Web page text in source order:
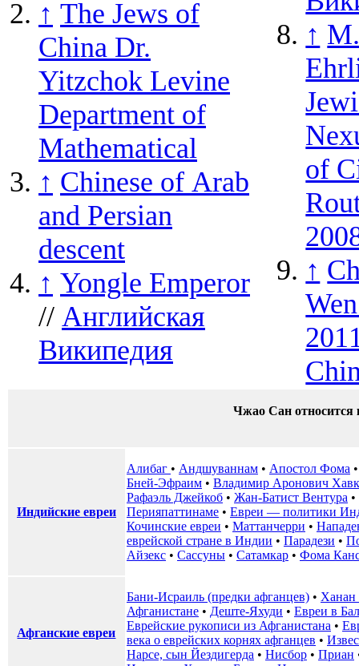
↑ The Jews of
China Dr.
Yitzchok Levine
Department of
Mathematical
↑ Chinese of Arab
and Persian
descent
↑ Yongle Emperor
// Английская
Википедия
↑
of
↑
Чжао Сан относится
Индийские евреи
Алибаг ‎ • Андшуваннам • Апостол Фома
Бней-Эфраим • Владимир Аронович
Рафаэль Джейкоб • Жан-Батист Вентура •
Перияпаттинаме • Евреи — политики
Кочинские евреи • Маттанчерри •
еврейской стране в Индии • Парадези •
Айзекс • Сассуны • Сатамкар • Фома
Афганские евреи
Бани-Исраиль (предки афганцев) •
Афганистане • Деште-Яхуди • Евреи в
Еврейские рукописи из Афганистана •
века о еврейских корнях афганцев •
Нарсе, сын Йездигерда • Нисбор • Приан